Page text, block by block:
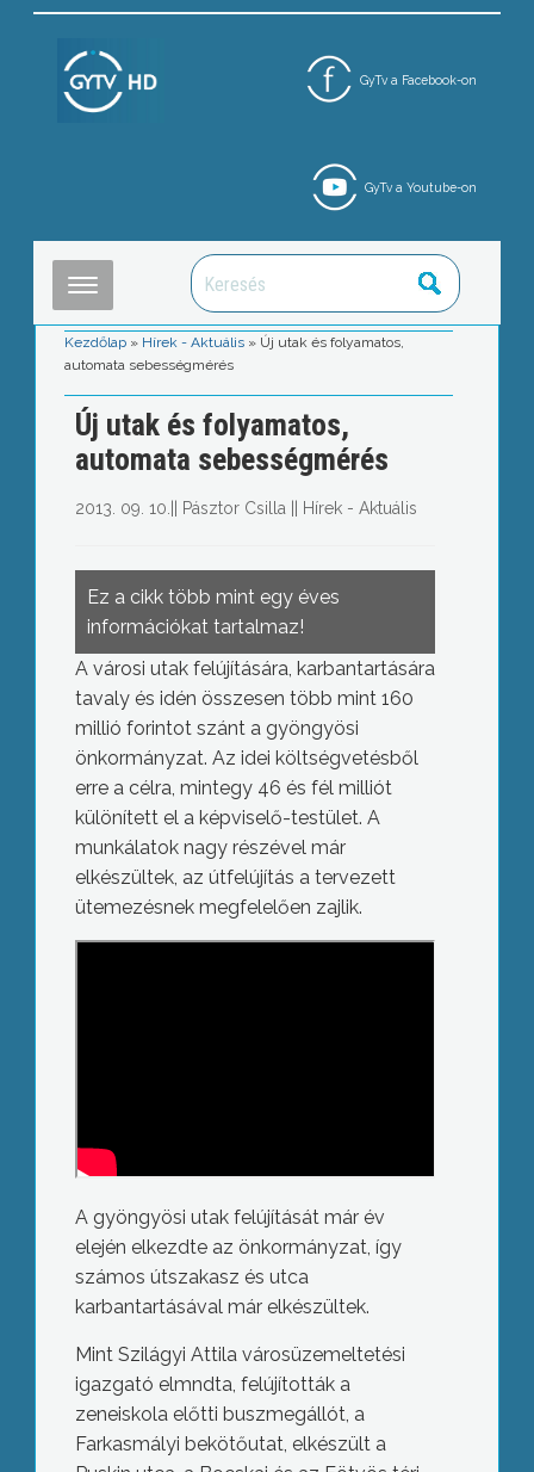
GyTv a Facebook-on
GyTv a Youtube-on
Kezdőlap » Hírek - Aktuális » Új utak és folyamatos,
automata sebességmérés
Új utak és folyamatos,
automata sebességmérés
2013. 09. 10. Pásztor Csilla Hírek - Aktuális
Ez a cikk több mint egy éves
információkat tartalmaz!
A városi utak felújítására, karbantartására
tavaly és idén összesen több mint 160
millió forintot szánt a gyöngyösi
önkormányzat. Az idei költségvetésből
erre a célra, mintegy 46 és fél milliót
különített el a képviselő-testület. A
munkálatok nagy részével már
elkészültek, az útfelújítás a tervezett
ütemezésnek megfelelően zajlik.
A gyöngyösi utak felújítását már év
elején elkezdte az önkormányzat, így
számos útszakasz és utca
karbantartásával már elkészültek.
Mint Szilágyi Attila városüzemeltetési
igazgató elmndta, felújították a
zeneiskola előtti buszmegállót, a
Farkasmályi bekötőutat, elkészült a